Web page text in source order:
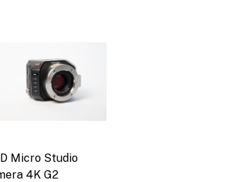
Micro Studio
4K G2